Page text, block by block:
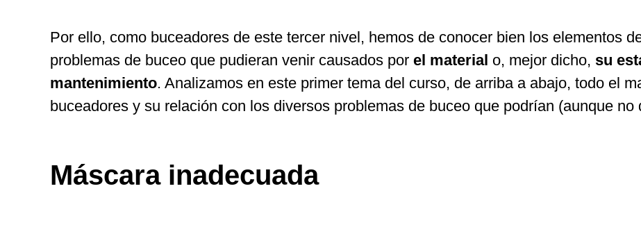
Por ello, como buceadores de este tercer nivel, hemos de conocer bien los elementos
problemas de buceo que pudieran venir causados por el material o, mejor dicho, su
mantenimiento. Analizamos en este primer tema del curso, de arriba a abajo, todo el
buceadores y su relación con los diversos problemas de buceo que podrían (aunque no
Máscara inadecuada